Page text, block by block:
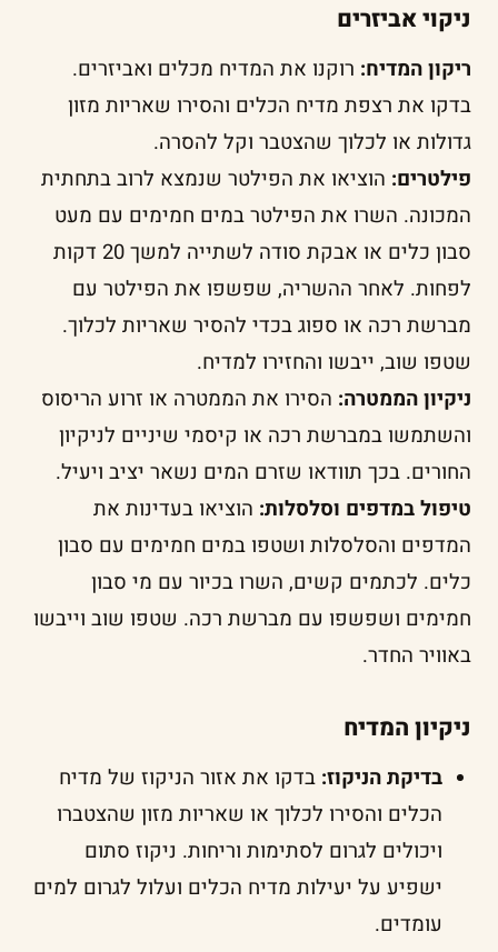
ניקוי אביזרים
ריקון המדיח: רוקנו את המדיח מכלים ואביזרים.
בדקו את רצפת מדיח הכלים והסירו שאריות מזון
גדולות או לכלוך שהצטבר וקל להסרה.
פילטרים: הוציאו את הפילטר שנמצא לרוב בתחתית
המכונה. השרו את הפילטר במים חמימים עם מעט
סבון כלים או אבקת סודה לשתייה למשך 20 דקות
לפחות. לאחר ההשריה, שפשפו את הפילטר עם
מברשת רכה או ספוג בכדי להסיר שאריות לכלוך.
שטפו שוב, ייבשו והחזירו למדיח.
ניקיון הממטרה: הסירו את הממטרה או זרוע הריסוס
והשתמשו במברשת רכה או קיסמי שיניים לניקיון
החורים. בכך תוודאו שזרם המים נשאר יציב ויעיל.
טיפול במדפים וסלסלות: הוציאו בעדינות את
המדפים והסלסלות ושטפו במים חמימים עם סבון
כלים. לכתמים קשים, השרו בכיור עם מי סבון
חמימים ושפשפו עם מברשת רכה. שטפו שוב וייבשו
באוויר החדר.
ניקיון המדיח
בדיקת הניקוז: בדקו את אזור הניקוז של מדיח
הכלים והסירו לכלוך או שאריות מזון שהצטברו
ויכולים לגרום לסתימות וריחות. ניקוז סתום
ישפיע על יעילות מדיח הכלים ועלול לגרום למים
עומדים.